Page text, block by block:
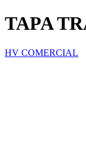
TAPA
HV COMERCIAL